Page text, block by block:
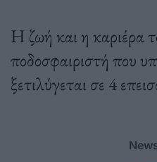
Η ζωή και η καριέρα
ποδοσφαιριστή που
ξετιλύγεται σε 4